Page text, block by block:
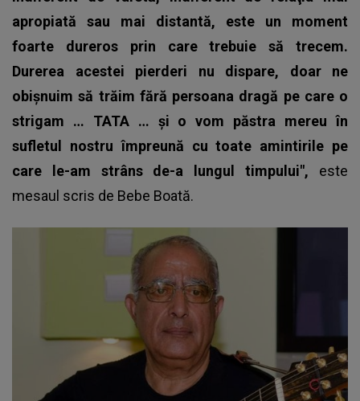
apropiată sau mai distantă, este un moment
foarte dureros prin care trebuie să trecem.
Durerea acestei pierderi nu dispare, doar ne
obişnuim să trăim fără persoana dragă pe care o
strigam … TATA … şi o vom păstra mereu în
sufletul nostru împreună cu toate amintirile pe
care le-am strâns de-a lungul timpului", este
mesaul scris de Bebe Boată.